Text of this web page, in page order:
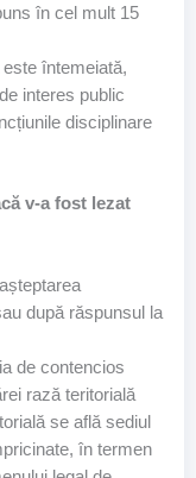
în cel mult 15
întemeiată,
interes public
disciplinare
v-a fost lezat
după răspunsul la
de contencios
rază teritorială
se află sediul
în termen